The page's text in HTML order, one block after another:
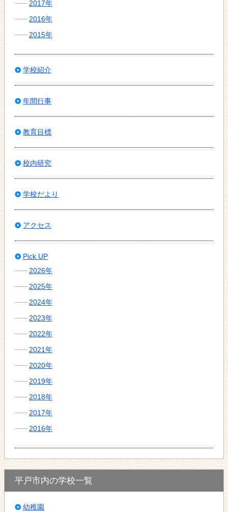
2017年
2016年
2015年
学校紹介
年間行事
教育目標
校内研究
学校だより
アクセス
Pick UP
2026年
2025年
2024年
2023年
2022年
2021年
2020年
2019年
2018年
2017年
2016年
平戸市内の学校一覧
幼稚園